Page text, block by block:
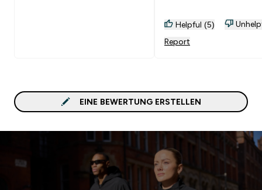
besser und entfalten
Eigenschaften 😉Gut
Helpful (5)
Report
EINE BEWERTUNG ERSTELLEN